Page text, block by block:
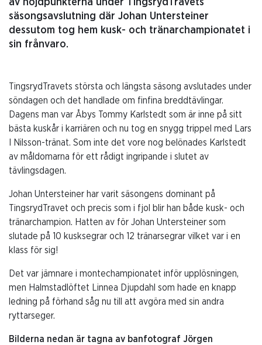
säsongsavslutning där Johan Untersteiner
dessutom tog hem kusk- och tränarchampionatet i
sin frånvaro.
TingsrydTravets största och längsta säsong avslutades under
söndagen och det handlade om finfina breddtävlingar.
Dagens man var Åbys Tommy Karlstedt som är inne på sitt
bästa kuskår i karriären och nu tog en snygg trippel med Lars
I Nilsson-tränat. Som inte det vore nog belönades Karlstedt
av måldomarna för ett rådigt ingripande i slutet av
tävlingsdagen.
Johan Untersteiner har varit säsongens dominant på
TingsrydTravet och precis som i fjol blir han både kusk- och
tränarchampion. Hatten av för Johan Untersteiner som
slutade på 10 kusksegrar och 12 tränarsegrar vilket var i en
klass för sig!
Det var jämnare i montechampionatet inför upplösningen,
men Halmstadlöftet Linnea Djupdahl som hade en knapp
ledning på förhand såg nu till att avgöra med sin andra
ryttarseger.
Bilderna nedan är tagna av banfotograf Jörgen